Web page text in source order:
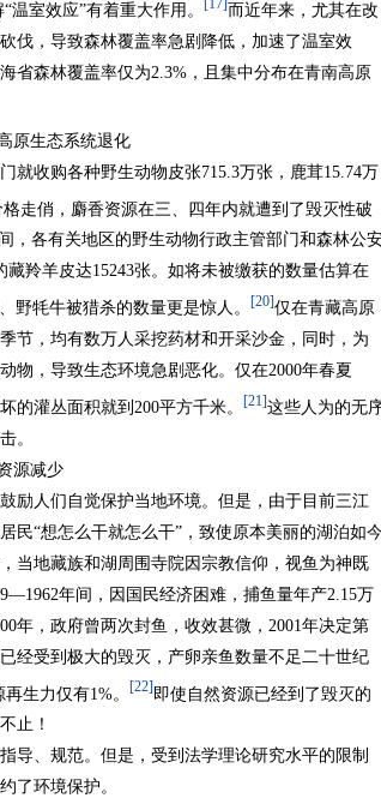
室效应”有着重大作用。 [17] 而近年来，尤其在改
伐，导致森林覆盖率急剧降低，加速了温室效
省森林覆盖率仅为2.3%，且集中分布在青南高原
原生态系统退化
就收购各种野生动物皮张715.3万张，鹿茸15.74万
走俏，麝香资源在三、四年内就遭到了毁灭性破
，各有关地区的野生动物行政主管部门和森林公
羚羊皮达15243张。如将未被缴获的数量估算在
野牦牛被猎杀的数量更是惊人。 [20] 仅在青藏高原
节，均有数万人采挖药材和开采沙金，同时，为
物，导致生态环境急剧恶化。仅在2000年春夏
的灌丛面积就到200平方千米。 [21] 这些人为的无
。
源减少
励人们自觉保护当地环境。但是，由于目前三江
民“想怎么干就怎么干”，致使原本美丽的湖泊如
当地藏族和湖周围寺院因宗教信仰，视鱼为神既
年间，因国民经济困难，捕鱼量年产2.15万
年，政府曾两次封鱼，收效甚微，2001年决定第
经受到极大的毁灭，产卵亲鱼数量不足二十世纪
生力仅有1%。 [22] 即使自然资源已经到了毁灭的
止！
导、规范。但是，受到法学理论研究水平的限制
了环境保护。